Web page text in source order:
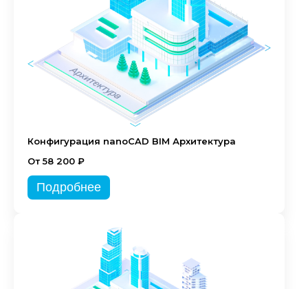
Конфигурация nanoCAD BIM Архитектура
От 58 200 ₽
Подробнее